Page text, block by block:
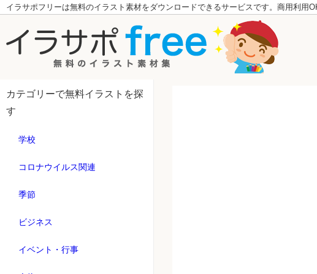
イラサポフリーは無料のイラスト素材をダウンロードできるサービスです。商用利用
カテゴリーで無料イラストを探
す
学校
コロナウイルス関連
季節
ビジネス
イベント・行事